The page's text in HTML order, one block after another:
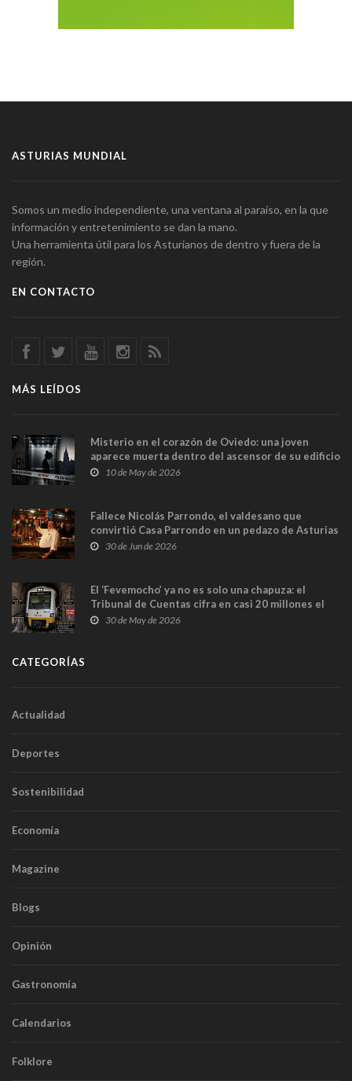
ASTURIAS MUNDIAL
Somos un medio independiente, una ventana al paraíso, en la que
información y entretenimiento se dan la mano.
Una herramienta útil para los Asturianos de dentro y fuera de la
región.
EN CONTACTO
MÁS LEÍDOS
Misterio en el corazón de Oviedo: una joven
aparece muerta dentro del ascensor de su edificio
y las cámaras captan sus últimos minutos
10 de May de 2026
Fallece Nicolás Parrondo, el valdesano que
convirtió Casa Parrondo en un pedazo de Asturias
en Madrid
30 de Jun de 2026
El ‘Fevemocho’ ya no es solo una chapuza: el
Tribunal de Cuentas cifra en casi 20 millones el
sobrecoste de los trenes que no cabían por los
30 de May de 2026
CATEGORÍAS
Actualidad
Deportes
Sostenibilidad
Economía
Magazine
Blogs
Opinión
Gastronomía
Calendarios
Folklore